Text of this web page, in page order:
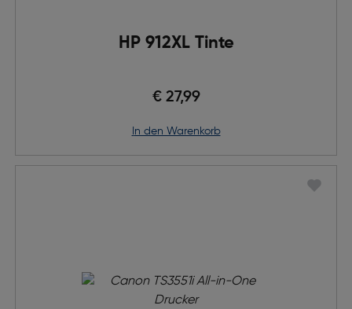
HP 912XL Tinte
€ 27,99
in den Warenkorb